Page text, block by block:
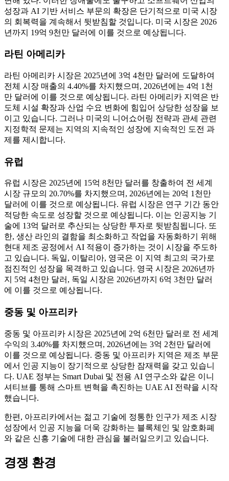
성장과 AI 기반 서비스 부문의 확장은 단기적으로 미국 시장
의 회복력을 계속해서 뒷받침할 것입니다. 미국 시장은 2026
년까지 19억 9천만 달러에 이를 것으로 예상됩니다.
라틴 아메리카
라틴 아메리카 시장은 2025년에 3억 4천만 달러에 도달하여
전체 시장 매출의 4.40%를 차지했으며, 2026년에는 4억 1천
만 달러에 이를 것으로 예상됩니다. 라틴 아메리카 지역은 반
도체 시설 확장과 산업 수요 변화에 힘입어 상당한 성장을 보
이고 있습니다. 그러나 미국의 니어쇼어링 전략과 관세 관련
지정학적 문제는 지역의 지속적인 성장에 지속적인 도전 과
제를 제시합니다.
유럽
유럽 ​​시장은 2025년에 15억 8천만 달러를 창출하여 전 세계
시장 규모의 20.70%를 차지했으며, 2026년에는 20억 1천만
달러에 이를 것으로 예상됩니다. 유럽 시장은 연구 기간 동안
적당한 속도로 성장할 것으로 예상됩니다. 이는 인공지능 기
술에 13억 달러로 추산되는 상당한 투자로 뒷받침됩니다. 또
한, 생산 라인의 결함을 최소화하고 작업을 자동화하기 위해
현대 제조 공정에서 AI 적용이 증가하는 것이 시장을 주도하
고 있습니다. 독일, 이탈리아, 영국은 이 지역 최고의 국가로
점진적인 성장을 목격하고 있습니다. 영국 시장은 2026년까
지 5억 4천만 달러, 독일 시장은 2026년까지 6억 3천만 달러
에 이를 것으로 예상됩니다.
중동 및 아프리카
중동 및 아프리카 시장은 2025년에 2억 6천만 달러로 전 세계
수익의 3.40%를 차지했으며, 2026년에는 3억 2천만 달러에
이를 것으로 예상됩니다. 중동 및 아프리카 지역은 제조 부문
에서 인공 지능이 장기적으로 상당한 잠재력을 갖고 있습니
다. UAE 정부는 Smart Dubai 및 전용 AI 연구소와 같은 이니
셔티브를 통해 스마트 변혁을 촉진하는 UAE AI 전략을 시작
했습니다.
한편, 아프리카에서는 젊고 기술에 정통한 인구가 제조 시장
성장에서 인공 지능을 더욱 강화하는 블록체인 및 암호화폐
와 같은 신흥 기술에 대한 관심을 불러일으키고 있습니다.
경쟁 환경